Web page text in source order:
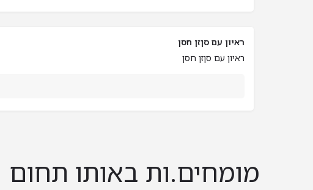
ראיון עם סןזן חסן
ראיון עם סןזן חסן
מומחים.ות באותו תחום